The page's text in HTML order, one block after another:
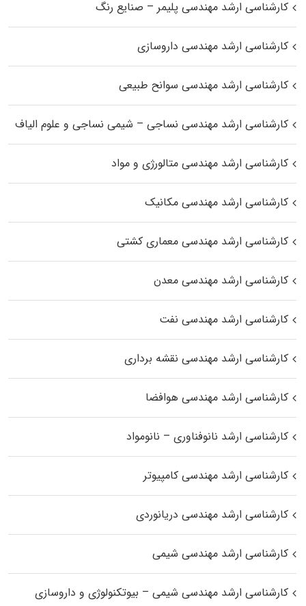
کارشناسی ارشد مهندسی پلیمر – صنایع رنگ
کارشناسی ارشد مهندسی داروسازی
کارشناسی ارشد مهندسی سوانح طبیعی
کارشناسی ارشد مهندسی نساجی – شیمی نساجی و علوم الیاف
کارشناسی ارشد مهندسی متالورژی و مواد
کارشناسی ارشد مهندسی مکانیک
کارشناسی ارشد مهندسی معماری کشتی
کارشناسی ارشد مهندسی معدن
کارشناسی ارشد مهندسی نفت
کارشناسی ارشد مهندسی نقشه برداری
کارشناسی ارشد مهندسی هوافضا
کارشناسی ارشد نانوفناوری – نانومواد
کارشناسی ارشد مهندسی کامپیوتر
کارشناسی ارشد مهندسی دریانوردی
کارشناسی ارشد مهندسی شیمی
کارشناسی ارشد مهندسی شیمی – بیوتکنولوژی و داروسازی